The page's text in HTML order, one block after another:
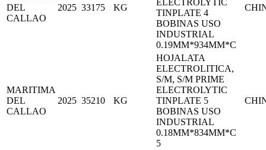
DEL
CALLAO
2025 33175 KG
TINPLATE 4
BOBINAS USO
INDUSTRIAL
0.19MM*934MM*C
MARITIMA
DEL
CALLAO
2025 35210 KG
HOJALATA
ELECTROLITICA,
S/M, S/M PRIME
ELECTROLYTIC
TINPLATE 5
BOBINAS USO
INDUSTRIAL
0.18MM*834MM*C
5